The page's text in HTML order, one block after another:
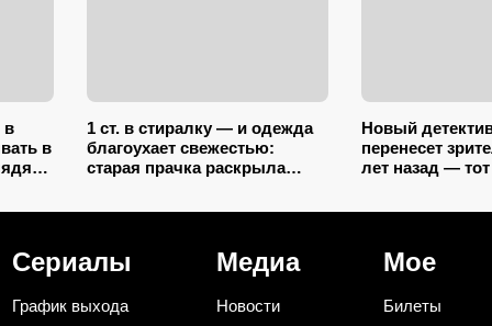
в
в
1 ст. в стиралку — и одежда
благоухает свежестью:
старая прачка раскрыла
Новый
перенесет
лет назад —
Сериалы
График выхода
Медиа
Новости
Мое
Билеты